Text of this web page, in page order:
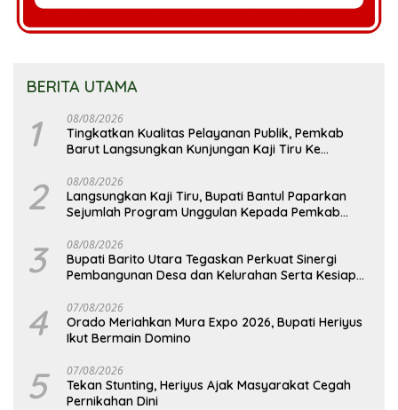
BERITA UTAMA
1 08/08/2026
Tingkatkan Kualitas Pelayanan Publik, Pemkab
Barut Langsungkan Kunjungan Kaji Tiru Ke
2 08/08/2026
Langsungkan Kaji Tiru, Bupati Bantul Paparkan
Sejumlah Program Unggulan Kepada Pemkab
3 08/08/2026
Bupati Barito Utara Tegaskan Perkuat Sinergi
Pembangunan Desa dan Kelurahan Serta Kesiapan
4 07/08/2026
Orado Meriahkan Mura Expo 2026, Bupati Heriyus
Ikut Bermain Domino
5 07/08/2026
Tekan Stunting, Heriyus Ajak Masyarakat Cegah
Pernikahan Dini